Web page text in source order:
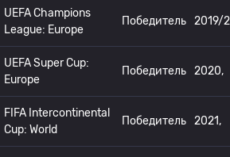
UEFA Champions
League: Europe
Победитель 2019/
UEFA Super Cup:
Europe
Победитель 2020,
FIFA Intercontinental
Cup: World
Победитель 2021,